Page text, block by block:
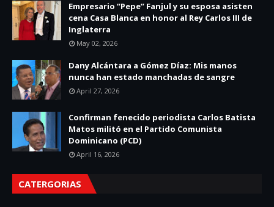
Empresario “Pepe” Fanjul y su esposa asisten
cena Casa Blanca en honor al Rey Carlos III de
Inglaterra
May 02, 2026
Dany Alcántara a Gómez Díaz: Mis manos
nunca han estado manchadas de sangre
April 27, 2026
Confirman fenecido periodista Carlos Batista
Matos militó en el Partido Comunista
Dominicano (PCD)
April 16, 2026
CATERGORIAS